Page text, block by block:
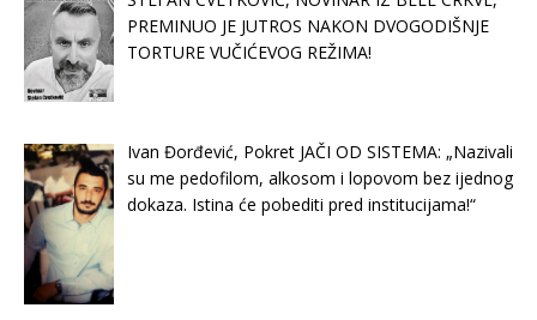
PREMINUO JE JUTROS NAKON DVOGODIŠNJE
TORTURE VUČIĆEVOG REŽIMA!
Ivan Đorđević, Pokret JAČI OD SISTEMA: „Nazivali
su me pedofilom, alkosom i lopovom bez ijednog
dokaza. Istina će pobediti pred institucijama!“